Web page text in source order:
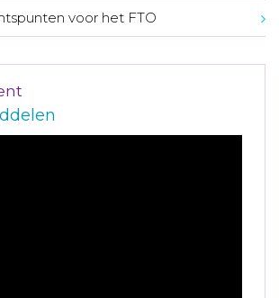
voor het FTO